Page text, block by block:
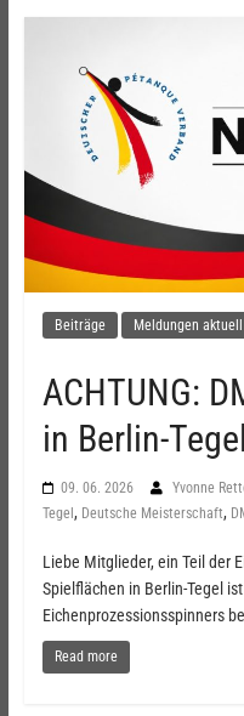
Beiträge Meldungen aktuell
ACHTUNG:
in Berlin-
09. 06. 2026 Yvonne
Tegel , Deutsche Meisterschaft,
Liebe Mitglieder, ein Teil der
Spielflächen in Berlin-Tegel
Eichenprozessionsspinners
Read more